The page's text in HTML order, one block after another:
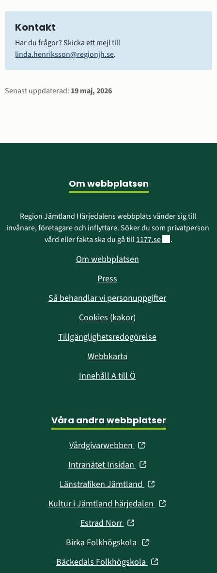
Kontakt
linda.henriksson@regionjh.se.
Sidinformation
Senast uppdaterad: 19 maj, 2026
Om webbplatsen
Region Jämtland Härjedalens webbplats vänder sig till
invånare, företagare och inflyttare. Söker du som privatperson
vård eller fakta ska du gå till 1177.seLänk till annan
.
Om webbplatsen
Press
Så behandlar vi personuppgifter
Cookies (kakor)
Tillgänglighetsredogörelse
Webbkarta
Innehåll A till Ö
Våra andra webbplatser
Vårdgivarwebben (öppnas
nytt
fönster)
Intranätet Insidan (öppnas
nytt
fönster)
Länstrafiken Jämtland (öppnas
nytt
Kultur i Jämtland härjedalen (öppnas
Estrad Norr (öppnas
nytt
fönster)
Birka Folkhögskola (öppnas
nytt
Bäckedals Folkhögskola (öppnas